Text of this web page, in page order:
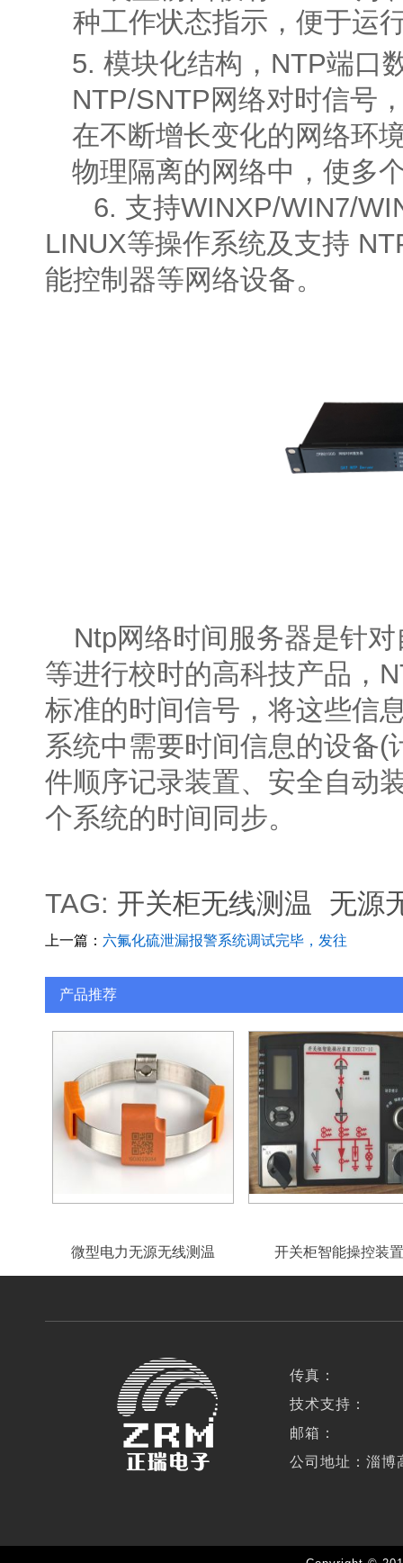
种工作状态指示，便于运
5. 模块化结构，NTP端口
NTP/SNTP网络对时信号
在不断增长变化的网络环
物理隔离的网络中，使多
6. 支持WINXP/WIN7/
LINUX等操作系统及支持
能控制器等网络设备。
Ntp网络时间服务器是针
等进行校时的高科技产品，
标准的时间信号，将这些信
系统中需要时间信息的设备
件顺序记录装置、安全自动
个系统的时间同步。
TAG: 开关柜无线测温 无源
上一篇： 六氟化硫泄漏报警系统调试完毕，发往
宿迁市
产品推荐
微型电力无源无线测温 开关柜智能操控装置
传真：
技术支持：
邮箱：
公司地址：淄博